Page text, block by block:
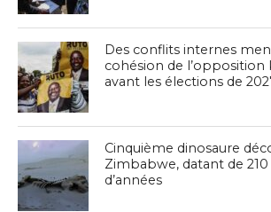
Des conflits internes
cohésion de l’opposition
avant les élections de
Cinquième dinosaure
Zimbabwe, datant de
d’années